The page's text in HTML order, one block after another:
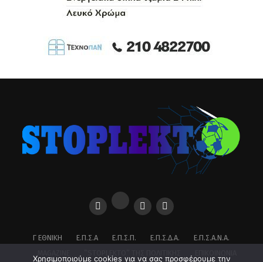
Published 3 μήνες ago on
Θανάσης Ζαχάκης
Αν και για δεύτερη σερί σεζόν χρειάστηκε να δώσει
Μεταμόρφωσης κατάφερε να κερδίσει την παραμονή του
σε μια δύσκολη σεζόν.
Χρησιμοποιούμε cookies για να σας προσφέρουμε την